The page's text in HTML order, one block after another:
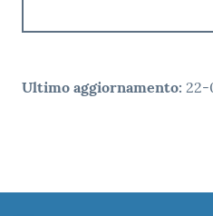
Ultimo aggiornamento: 22-